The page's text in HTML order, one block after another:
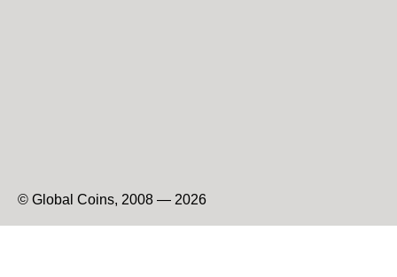
© Global Coins, 2008 — 2026